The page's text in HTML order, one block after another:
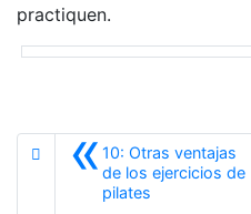
practiquen.
«10: Otras ventajas
de los ejercicios de
pilates